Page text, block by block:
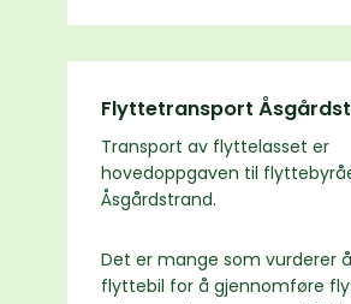
Flyttetransport
Transport av flyttelasset er
hovedoppgaven til
Åsgårdstrand.
Det er mange som vurderer
flyttebil for å gjennomføre